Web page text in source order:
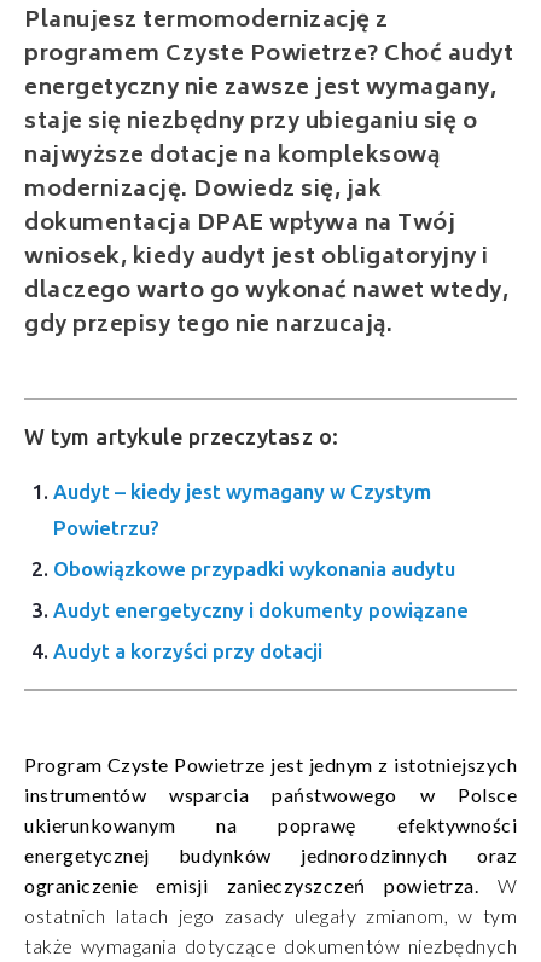
Planujesz termomodernizację z
programem Czyste Powietrze? Choć audyt
energetyczny nie zawsze jest wymagany,
staje się niezbędny przy ubieganiu się o
najwyższe dotacje na kompleksową
modernizację. Dowiedz się, jak
dokumentacja DPAE wpływa na Twój
wniosek, kiedy audyt jest obligatoryjny i
dlaczego warto go wykonać nawet wtedy,
gdy przepisy tego nie narzucają.
W tym artykule przeczytasz o:
Audyt – kiedy jest wymagany w Czystym
Powietrzu?
Obowiązkowe przypadki wykonania audytu
Audyt energetyczny i dokumenty powiązane
Audyt a korzyści przy dotacji
Program Czyste Powietrze jest jednym z istotniejszych
instrumentów wsparcia państwowego w Polsce
ukierunkowanym na poprawę efektywności
energetycznej budynków jednorodzinnych oraz
ograniczenie emisji zanieczyszczeń powietrza.
W
ostatnich latach jego zasady ulegały zmianom, w tym
także wymagania dotyczące dokumentów niezbędnych